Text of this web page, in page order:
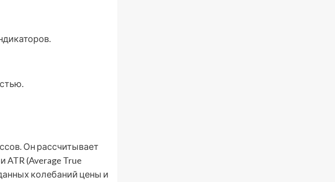
Он рассчитывает
ATR (Average True
колебаний цены и